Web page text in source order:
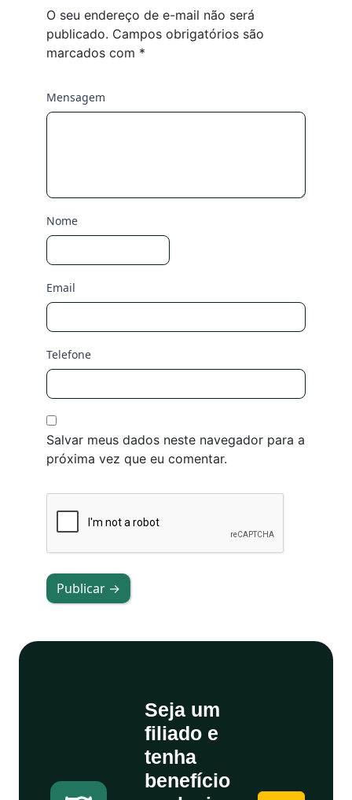
O seu endereço de e-mail não será
publicado. Campos obrigatórios são
marcados com *
Mensagem
Nome
Email
Telefone
Salvar meus dados neste navegador para a
próxima vez que eu comentar.
Publicar →
Seja um
filiado e
tenha
benefício